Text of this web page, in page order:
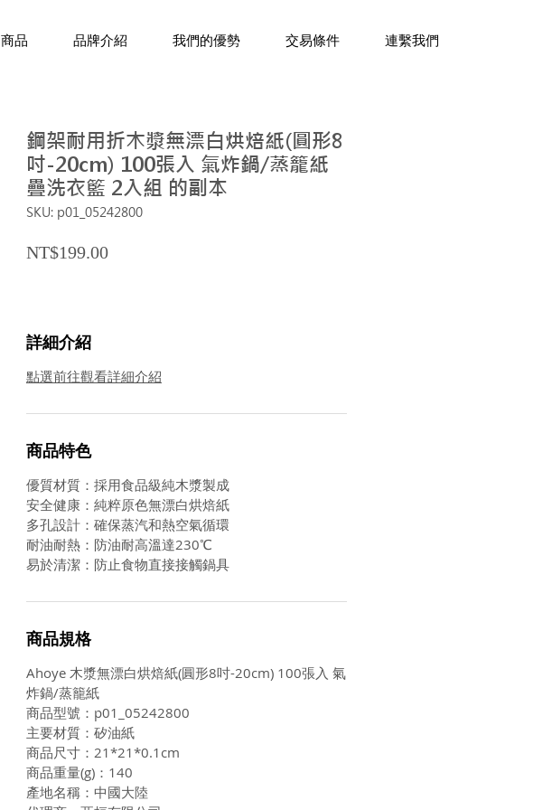
商品 品牌介紹 我們的優勢 交易條件 連繫我們
鋼架耐用折木漿無漂白烘焙紙(圓形8
吋-20cm) 100張入 氣炸鍋/蒸籠紙
疊洗衣籃 2入組 的副本
SKU: p01_05242800
NT$199.00Price
詳細介紹
點選前往觀看詳細介紹
商品特色
優質材質：採用食品級純木漿製成
安全健康：純粹原色無漂白烘焙紙
多孔設計：確保蒸汽和熱空氣循環
耐油耐熱：防油耐高溫達230℃
易於清潔：防止食物直接接觸鍋具
商品規格
Ahoye 木漿無漂白烘焙紙(圓形8吋-20cm) 100張入 氣
炸鍋/蒸籠紙
商品型號：p01_05242800
主要材質：矽油紙
商品尺寸：21*21*0.1cm
商品重量(g)：140
產地名稱：中國大陸